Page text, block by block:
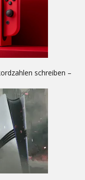
schreiben –